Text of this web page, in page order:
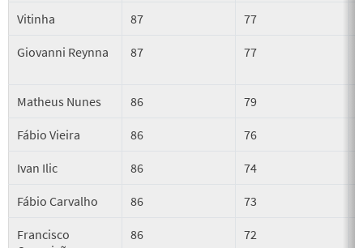
Vitinha 87 77
Giovanni Reynna 87 77
Matheus Nunes 86 79
Fábio Vieira 86 76
Ivan Ilic 86 74
Fábio Carvalho 86 73
Francisco
86 72